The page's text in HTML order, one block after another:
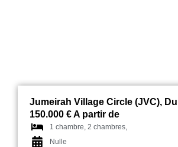
Jumeirah Village Circle (JVC),
150.000 € A partir de
1 chambre, 2 chambres,
Nulle